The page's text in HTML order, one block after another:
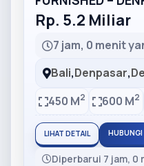
Rp. 5.2 Miliar
7 jam, 0 menit
Bali,Denpasar,
450 M2 600 M2
LIHAT DETAIL HUBUNGI
Diperbarui 7 jam, 0